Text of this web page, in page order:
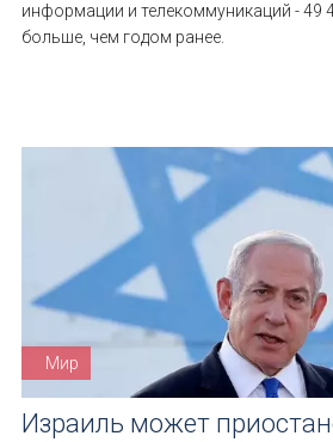
информации и телекоммуникаций - 49
больше, чем годом ранее.
Мир
Израиль может